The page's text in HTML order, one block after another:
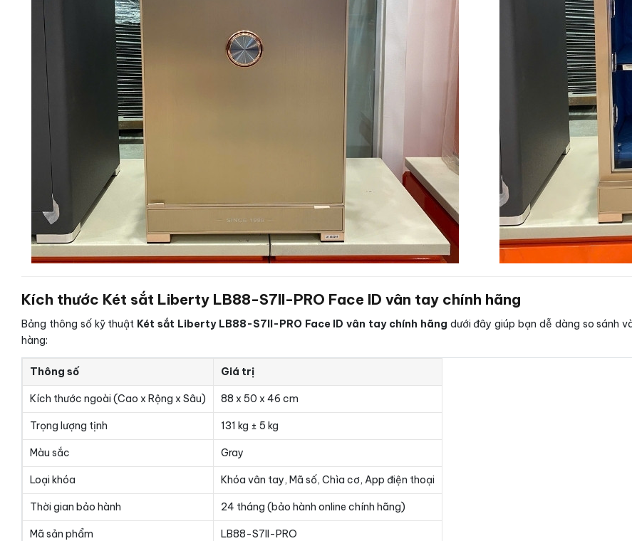
Kích thước Két sắt Liberty LB88-S7II-PRO Face ID vân tay chính hãng
Bảng thông số kỹ thuật Két sắt Liberty LB88-S7II-PRO Face ID vân tay chính hãng dưới đây giúp bạn dễ dàng so sánh
hàng:
Thông số Giá trị
Kích thước ngoài (Cao x Rộng x Sâu) 88 x 50 x 46 cm
Trọng lượng tịnh 131 kg ± 5 kg
Màu sắc Gray
Loại khóa Khóa vân tay, Mã số, Chìa cơ, App điện thoại
Thời gian bảo hành 24 tháng (bảo hành online chính hãng)
Mã sản phẩm LB88-S7II-PRO